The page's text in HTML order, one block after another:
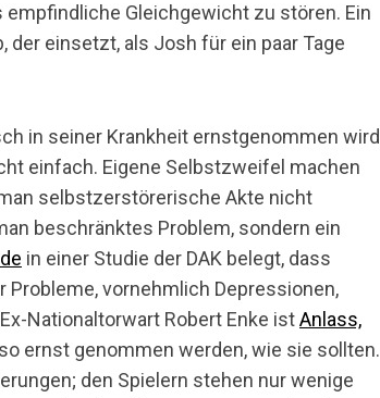
Gleichgewicht zu stören. Ein
einsetzt, als Josh für ein paar Tage
in seiner Krankheit ernstgenommen wird
einfach. Eigene Selbstzweifel machen
selbstzerstörerische Akte nicht
beschränktes Problem, sondern ein
in einer Studie der DAK belegt, dass
vornehmlich Depressionen,
Nationaltorwart Robert Enke istAnlass,
ernst genommen werden, wie sie sollten.
den Spielern stehen nur wenige